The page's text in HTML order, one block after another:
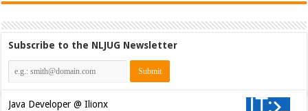
Subscribe to the NLJUG Newsletter
Java Developer @ Ilionx